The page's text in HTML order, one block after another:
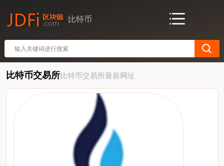
比特币
比特币交易所比特币交易所最新网址